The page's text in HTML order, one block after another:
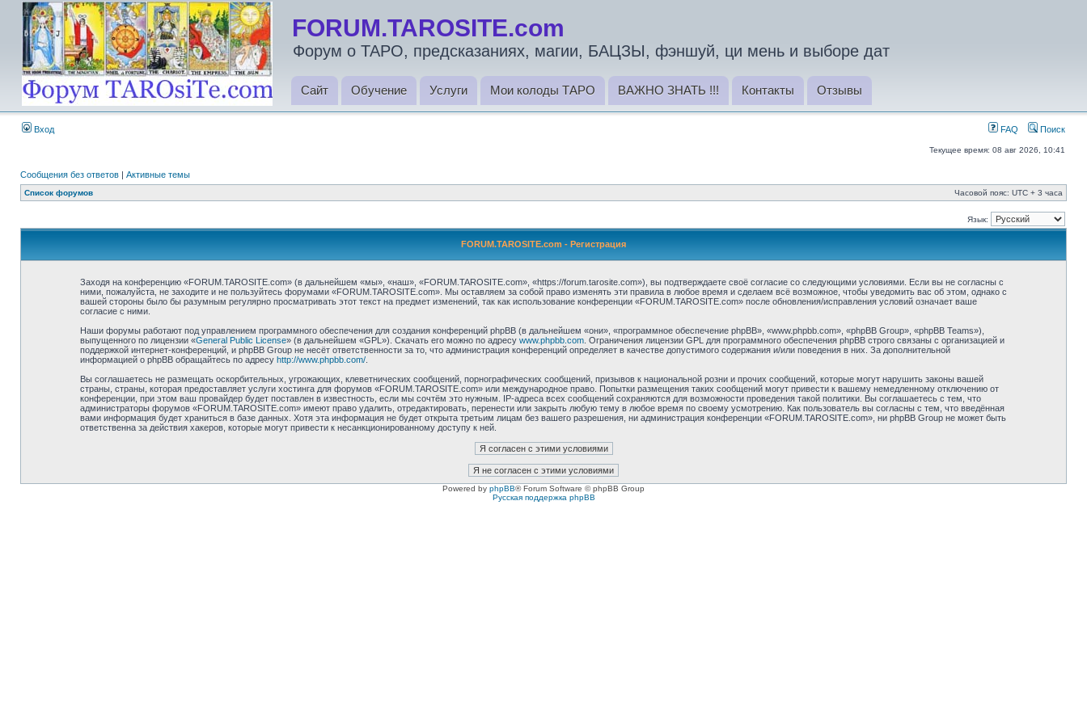
FORUM.TAROSITE.com
Форум о ТАРО, предсказаниях, магии, БАЦЗЫ, фэншуй, ци мень и выборе дат
Сайт Обучение Услуги Мои колоды ТАРО ВАЖНО ЗНАТЬ !!! Контакты Отзывы
Вход FAQ Поиск
Текущее время: 08 авг 2026, 10:41
Сообщения без ответов | Активные темы
Список форумов Часовой пояс: UTC + 3 часа
Язык:
FORUM.TAROSITE.com - Регистрация
Заходя на конференцию «FORUM.TAROSITE.com» (в дальнейшем «мы», «наш», «FORUM.TAROSITE.com», «https://forum.tarosite.com»), вы подтверждаете своё согласие со следующими условиями. Если вы не согласны с
ними, пожалуйста, не заходите и не пользуйтесь форумами «FORUM.TAROSITE.com». Мы оставляем за собой право изменять эти правила в любое время и сделаем всё возможное, чтобы уведомить вас об этом, однако с
вашей стороны было бы разумным регулярно просматривать этот текст на предмет изменений, так как использование конференции «FORUM.TAROSITE.com» после обновления/исправления условий означает ваше
согласие с ними.
Наши форумы работают под управлением программного обеспечения для создания конференций phpBB (в дальнейшем «они», «программное обеспечение phpBB», «www.phpbb.com», «phpBB Group», «phpBB Teams»),
выпущенного по лицензии «General Public License» (в дальнейшем «GPL»). Скачать его можно по адресу www.phpbb.com. Ограничения лицензии GPL для программного обеспечения phpBB строго связаны с организацией и
поддержкой интернет-конференций, и phpBB Group не несёт ответственности за то, что администрация конференций определяет в качестве допустимого содержания и/или поведения в них. За дополнительной
информацией о phpBB обращайтесь по адресу http://www.phpbb.com/.
Вы соглашаетесь не размещать оскорбительных, угрожающих, клеветнических сообщений, порнографических сообщений, призывов к национальной розни и прочих сообщений, которые могут нарушить законы вашей
страны, страны, которая предоставляет услуги хостинга для форумов «FORUM.TAROSITE.com» или международное право. Попытки размещения таких сообщений могут привести к вашему немедленному отключению от
конференции, при этом ваш провайдер будет поставлен в известность, если мы сочтём это нужным. IP-адреса всех сообщений сохраняются для возможности проведения такой политики. Вы соглашаетесь с тем, что
администраторы форумов «FORUM.TAROSITE.com» имеют право удалить, отредактировать, перенести или закрыть любую тему в любое время по своему усмотрению. Как пользователь вы согласны с тем, что введённая
вами информация будет храниться в базе данных. Хотя эта информация не будет открыта третьим лицам без вашего разрешения, ни администрация конференции «FORUM.TAROSITE.com», ни phpBB Group не может быть
ответственна за действия хакеров, которые могут привести к несанкционированному доступу к ней.
Powered by phpBB® Forum Software © phpBB Group
Русская поддержка phpBB